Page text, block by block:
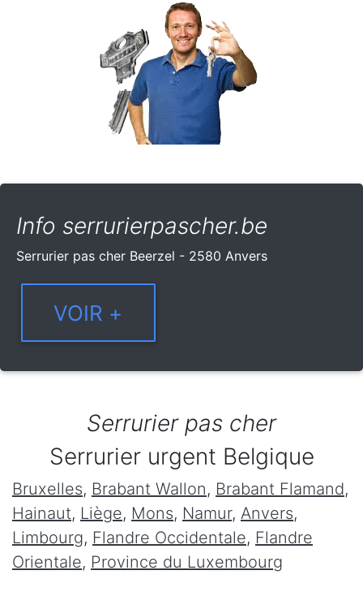
Info serrurierpascher.be
Serrurier pas cher Beerzel - 2580 Anvers
Serrurier pas cher
Serrurier urgent Belgique
Bruxelles, Brabant Wallon, Brabant Flamand,
Hainaut, Liège, Mons, Namur, Anvers,
Limbourg, Flandre Occidentale, Flandre
Orientale, Province du Luxembourg